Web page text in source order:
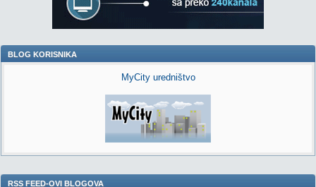
BLOG KORISNIKA
MyCity uredništvo
RSS FEED-OVI BLOGOVA